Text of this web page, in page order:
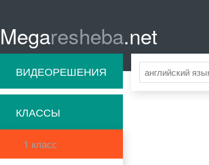
Megaresheba.net
ВИДЕОРЕШЕНИЯ
КЛАССЫ
1 класс